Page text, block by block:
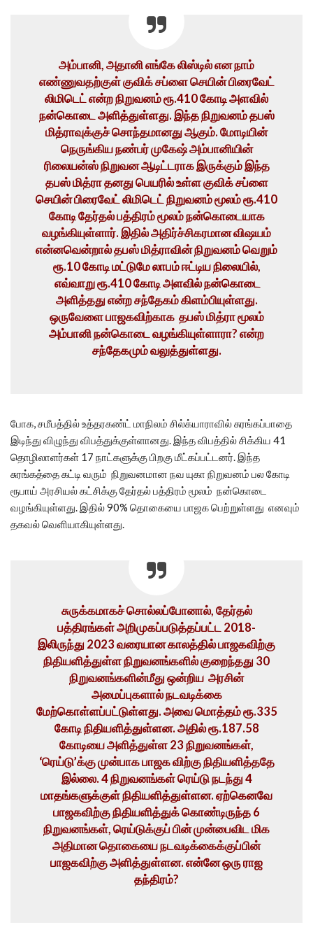
அம்பானி, அதானி எங்கே லிஸ்டில் என நாம்
எண்ணுவதற்குள் குவிக் சப்ளை செயின் பிரைவேட்
லிமிடெட் என்ற நிறுவனம் ரூ.410 கோடி அளவில்
நன்கொடை அளித்துள்ளது. இந்த நிறுவனம் தபஸ்
மித்ராவுக்குச் சொந்தமானது ஆகும். மோடியின்
நெருங்கிய நண்பர் முகேஷ் அம்பானியின்
ரிலையன்ஸ் நிறுவன ஆடிட்டராக இருக்கும் இந்த
தபஸ் மித்ரா தனது பெயரில் உள்ள குவிக் சப்ளை
செயின் பிரைவேட் லிமிடெட் நிறுவனம் மூலம் ரூ.410
கோடி தேர்தல் பத்திரம் மூலம் நன்கொடையாக
வழங்கியுள்ளார். இதில் அதிர்ச்சிகரமான விஷயம்
என்னவென்றால் தபஸ் மித்ராவின் நிறுவனம் வெறும்
ரூ.10 கோடி மட்டுமே லாபம் ஈட்டிய நிலையில்,
எவ்வாறு ரூ.410 கோடி அளவில் நன்கொடை
அளித்தது என்ற சந்தேகம் கிளம்பியுள்ளது.
ஒருவேளை பாஜகவிற்காக தபஸ் மித்ரா மூலம்
அம்பானி நன்கொடை வழங்கியுள்ளாரா? என்ற
சந்தேகமும் வலுத்துள்ளது.
போக, சமீபத்தில் உத்தரகண்ட் மாநிலம் சில்க்யாராவில் சுரங்கப்பாதை
இடிந்து விழுந்து விபத்துக்குள்ளானது. இந்த விபத்தில் சிக்கிய 41
தொழிலாளர்கள் 17 நாட்களுக்கு பிறகு மீட்கப்பட்டனர். இந்த
சுரங்கத்தை கட்டி வரும் நிறுவனமான நவ யுகா நிறுவனம் பல கோடி
ரூபாய் அரசியல் கட்சிக்கு தேர்தல் பத்திரம் மூலம் நன்கொடை
வழங்கியுள்ளது. இதில் 90% தொகையை பாஜக பெற்றுள்ளது எனவும்
தகவல் வெளியாகியுள்ளது.
சுருக்கமாகச் சொல்லப்போனால், தேர்தல்
பத்திரங்கள் அறிமுகப்படுத்தப்பட்ட 2018-
இலிருந்து 2023 வரையான காலத்தில் பாஜகவிற்கு
நிதியளித்துள்ள நிறுவனங்களில் குறைந்தது 30
நிறுவனங்களின்மீது ஒன்றிய அரசின்
அமைப்புகளால் நடவடிக்கை
மேற்கொள்ளப்பட்டுள்ளது. அவை மொத்தம் ரூ.335
கோடி நிதியளித்துள்ளன. அதில் ரூ.187.58
கோடியை அளித்துள்ள 23 நிறுவனங்கள்,
‘ரெய்டு’க்கு முன்பாக பாஜக விற்கு நிதியளித்ததே
இல்லை. 4 நிறுவனங்கள் ரெய்டு நடந்து 4
மாதங்களுக்குள் நிதியளித்துள்ளன. ஏற்கெனவே
பாஜகவிற்கு நிதியளித்துக் கொண்டிருந்த 6
நிறுவனங்கள், ரெய்டுக்குப் பின் முன்பைவிட மிக
அதிமான தொகையை நடவடிக்கைக்குப்பின்
பாஜகவிற்கு அளித்துள்ளன. என்னே ஒரு ராஜ
தந்திரம்?